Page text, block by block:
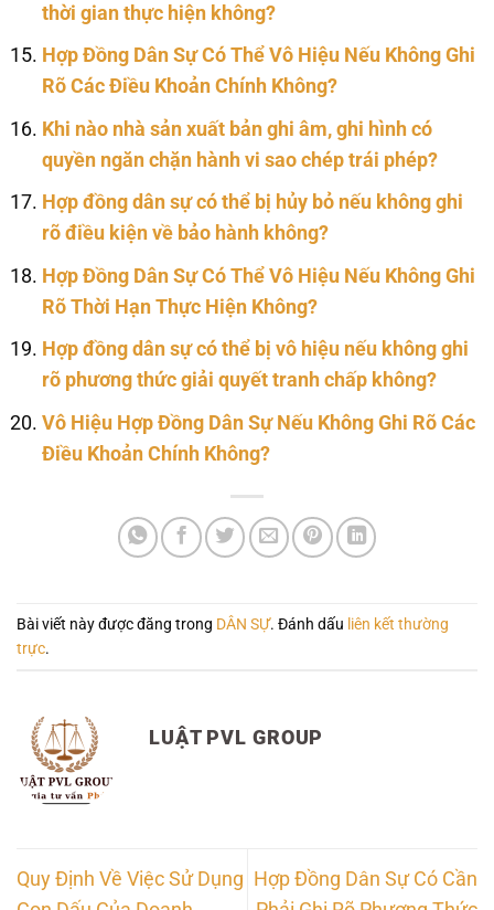
thời gian thực hiện không?
Hợp Đồng Dân Sự Có Thể Vô Hiệu Nếu Không Ghi
Rõ Các Điều Khoản Chính Không?
Khi nào nhà sản xuất bản ghi âm, ghi hình có
quyền ngăn chặn hành vi sao chép trái phép?
Hợp đồng dân sự có thể bị hủy bỏ nếu không ghi
rõ điều kiện về bảo hành không?
Hợp Đồng Dân Sự Có Thể Vô Hiệu Nếu Không Ghi
Rõ Thời Hạn Thực Hiện Không?
Hợp đồng dân sự có thể bị vô hiệu nếu không ghi
rõ phương thức giải quyết tranh chấp không?
Vô Hiệu Hợp Đồng Dân Sự Nếu Không Ghi Rõ Các
Điều Khoản Chính Không?
Bài viết này được đăng trong DÂN SỰ. Đánh dấu liên kết thường
trực.
LUẬT PVL GROUP
Quy Định Về Việc Sử Dụng Hợp Đồng Dân Sự Có Cần